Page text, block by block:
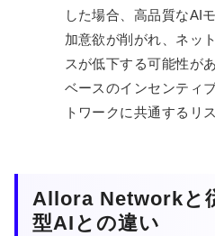
した場合、高品質なAI
加意欲が削がれ、ネッ
スが低下する可能性が
ベースのインセンティ
トワークに共通するリ
Allora Networkと
型AIとの違い